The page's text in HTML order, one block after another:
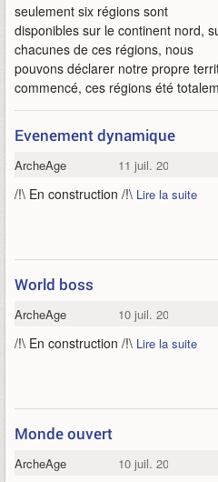
seulement six régions sont
disponibles sur le continent nord,
chacunes de ces régions, nous
pouvons déclarer notre propre
commencé, ces régions été
Evenement dynamique
ArcheAge 11 juil. 2013
/!\ En construction /!\ Lire la suite
World boss
ArcheAge 10 juil. 2013
/!\ En construction /!\ Lire la suite
Monde ouvert
ArcheAge 10 juil. 2013